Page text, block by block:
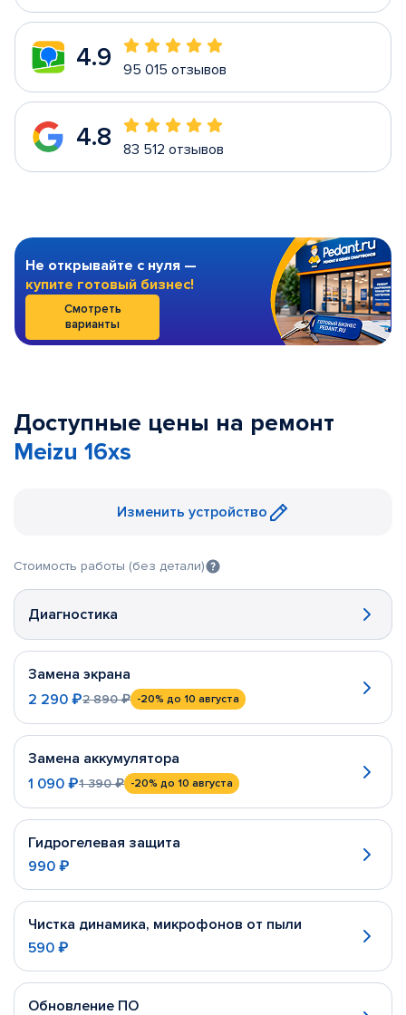
4.9 95 015 отзывов
4.8 83 512 отзывов
Не открывайте с нуля —
купите готовый бизнес!
Смотреть
варианты
Доступные цены на ремонт
Meizu 16xs
Изменить устройство
Стоимость работы (без детали)
Диагностика
Замена экрана
2 290 ₽2 890 ₽ -20% до 10 августа
Замена аккумулятора
1 090 ₽1 390 ₽ -20% до 10 августа
Гидрогелевая защита
990 ₽
Чистка динамика, микрофонов от пыли
590 ₽
Обновление ПО